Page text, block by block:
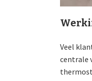
Veel
centrale